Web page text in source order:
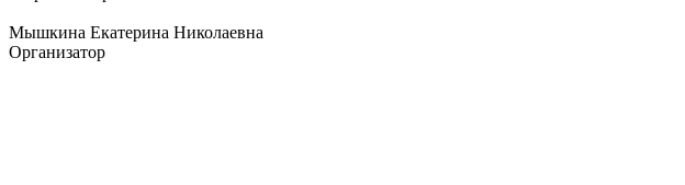
Мышкина Екатерина Николаевна
Организатор